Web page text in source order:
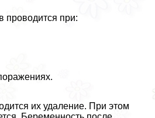
проводится при:
их удаление. При этом